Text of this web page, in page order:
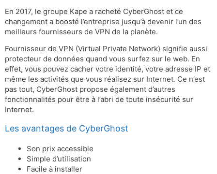
En 2017, le groupe Kape a racheté CyberGhost et ce
changement a boosté l’entreprise jusqu’à devenir l’un des
meilleurs fournisseurs de VPN de la planète.
Fournisseur de VPN (Virtual Private Network) signifie aussi
protecteur de données quand vous surfez sur le web. En
effet, vous pouvez cacher votre identité, votre adresse IP et
même les activités que vous réalisez sur Internet. Ce n’est
pas tout, CyberGhost propose également d’autres
fonctionnalités pour être à l’abri de toute insécurité sur
Internet.
Les avantages de CyberGhost
Son prix accessible
Simple d’utilisation
Facile à installer